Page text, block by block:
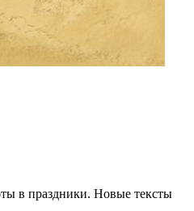
в праздники. Новые тексты